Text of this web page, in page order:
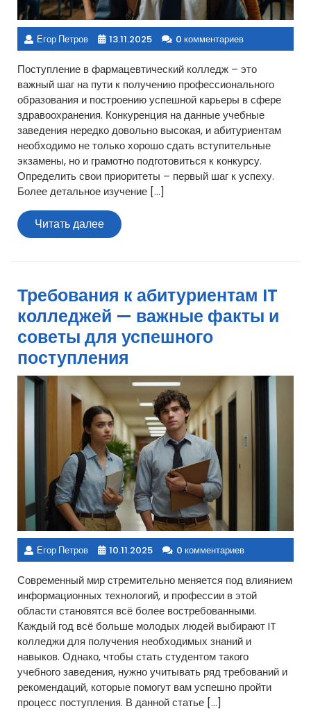
Егор Петров 13.11.2025 0 комментариев
Поступление в фармацевтический колледж – это
важный шаг на пути к получению профессионального
образования и построению успешной карьеры в сфере
здравоохранения. Конкуренция на данные учебные
заведения нередко довольно высокая, и абитуриентам
необходимо не только хорошо сдать вступительные
экзамены, но и грамотно подготовиться к конкурсу.
Определить свои приоритеты – первый шаг к успеху.
Более детальное изучение […]
Читать далееЧитать
далее
Требования к абитуриентам IT
колледжей — важные факты и
советы для успешного
поступления
Егор Петров 10.11.2025 0 комментариев
Современный мир стремительно меняется под влиянием
информационных технологий, и профессии в этой
области становятся всё более востребованными.
Каждый год всё больше молодых людей выбирают IT
колледжи для получения необходимых знаний и
навыков. Однако, чтобы стать студентом такого
учебного заведения, нужно учитывать ряд требований и
рекомендаций, которые помогут вам успешно пройти
процесс поступления. В данной статье […]